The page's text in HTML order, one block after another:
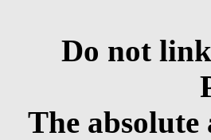
Do not
The absolute